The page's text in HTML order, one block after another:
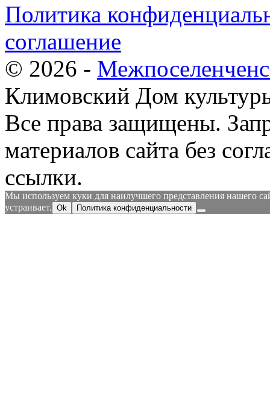
Политика
соглашение
© 2026 -
Климовский Дом
Все права защищены.
материалов сайта без
ссылки.
Мы используем куки для наилучшего представления нашего
устраивает. Ok Политика конфиденциальности